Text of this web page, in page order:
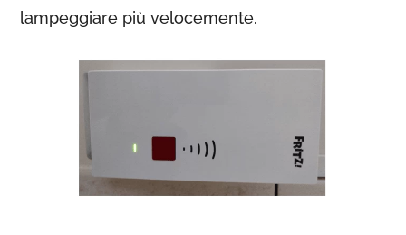
lampeggiare più velocemente.